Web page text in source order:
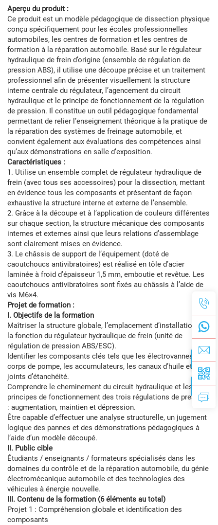
Aperçu du produit :
Ce produit est un modèle pédagogique de dissection physique
conçu spécifiquement pour les écoles professionnelles
automobiles, les centres de formation et les centres de
formation à la réparation automobile. Basé sur le régulateur
hydraulique de frein d’origine (ensemble de régulation de
pression ABS), il utilise une découpe précise et un traitement
professionnel afin de présenter visuellement la structure
interne centrale du régulateur, l’agencement du circuit
hydraulique et le principe de fonctionnement de la régulation
de pression. Il constitue un outil pédagogique fondamental
permettant de relier l’enseignement théorique à la pratique de
la réparation des systèmes de freinage automobile, et
convient également aux évaluations des compétences ainsi
qu’aux démonstrations en salle d’exposition.
Caractéristiques :
1. Utilise un ensemble complet de régulateur hydraulique de
frein (avec tous ses accessoires) pour la dissection, mettant
en évidence tous les composants et présentant de façon
exhaustive la structure interne et externe de l’ensemble.
2. Grâce à la découpe et à l’application de couleurs différentes
sur chaque section, la structure mécanique des composants
internes et externes ainsi que leurs relations d’assemblage
sont clairement mises en évidence.
3. Le châssis de support de l’équipement (doté de
caoutchoucs antivibratoires) est réalisé en tôle d’acier
laminée à froid d’épaisseur 1,5 mm, emboutie et revêtue. Les
caoutchoucs antivibratoires sont fixés au châssis à l’aide de
vis M6×4.
Projet de formation :
I. Objectifs de la formation
Maîtriser la structure globale, l’emplacement d’installation et
la fonction du régulateur hydraulique de frein (unité de
régulation de pression ABS/ESC).
Identifier les composants clés tels que les électrovannes, les
corps de pompe, les accumulateurs, les canaux d’huile et les
joints d’étanchéité.
Comprendre le cheminement du circuit hydraulique et les
principes de fonctionnement des trois régulations de pression
: augmentation, maintien et dépression.
Être capable d’effectuer une analyse structurelle, un jugement
logique des pannes et des démonstrations pédagogiques à
l’aide d’un modèle découpé.
II. Public cible
Étudiants / enseignants / formateurs spécialisés dans les
domaines du contrôle et de la réparation automobile, du génie
électromécanique automobile et des technologies des
véhicules à énergie nouvelle.
III. Contenu de la formation (6 éléments au total)
Projet 1 : Compréhension globale et identification des
composants